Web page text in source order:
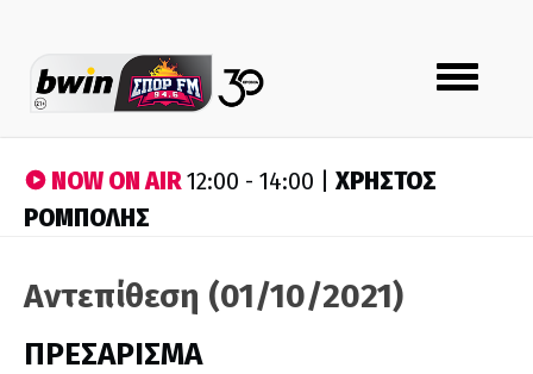
Toggle
navigation
NOW ON AIR12:00 - 14:00 | ΧΡΗΣΤΟΣ
ΡΟΜΠΟΛΗΣ
Αντεπίθεση (01/10/2021)
ΠΡΕΣΑΡΙΣΜΑ